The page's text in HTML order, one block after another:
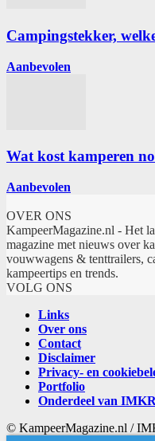
Campingstekker,
Aanbevolen
Wat kost kamperen
Aanbevolen
OVER ONS
KampeerMagazine.nl - Het
magazine met nieuws over
vouwwagens & tenttrailers,
kampeertips en trends.
VOLG ONS
Links
Over ons
Contact
Disclaimer
Privacy- en
Portfolio
Onderdeel van
© KampeerMagazine.nl /